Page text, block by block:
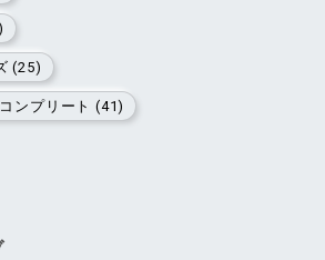
(25)
ンプリート (41)